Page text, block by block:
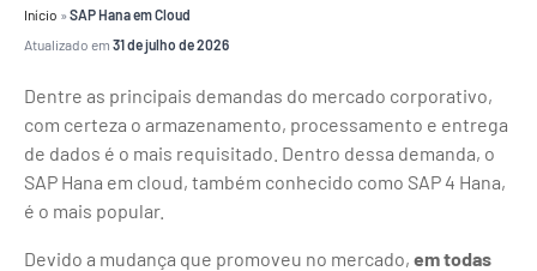
Início »SAP Hana em Cloud
Atualizado em 31 de julho de 2026
Dentre as principais demandas do mercado corporativo,
com certeza o armazenamento, processamento e entrega
de dados é o mais requisitado. Dentro dessa demanda, o
SAP Hana em cloud, também conhecido como SAP 4 Hana,
é o mais popular.
Devido a mudança que promoveu no mercado, em todas